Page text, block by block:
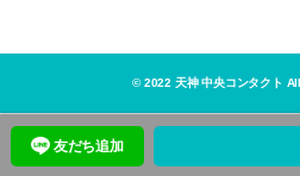
o
© 2022 天神 中央コンタクト
友だち追加